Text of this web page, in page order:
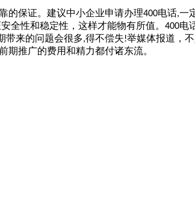
的保证。建议中小企业申请办理400电话,一
全性和稳定性，这样才能物有所值。 400电
带来的问题会很多,得不偿失!举媒体报道，
期推广的费用和精力都付诸东流。